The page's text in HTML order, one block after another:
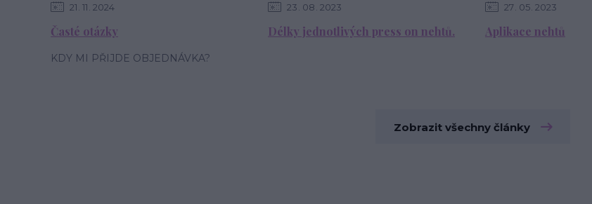
21 11 2024
Časté otázky
KDY MI PŘIJDE OBJEDNÁVKA?
23 08 2023
Délky jednotlivých press on nehtů.
27 05 2023
Aplikace nehtů
Zobrazit všechny články